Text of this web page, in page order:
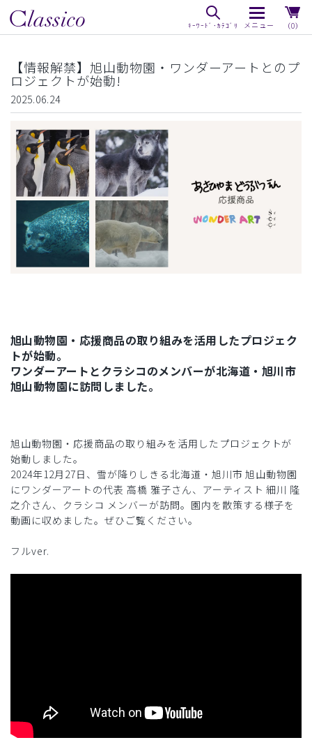
（0）
【情報解禁】旭山動物園・ワンダーアートとのプ
ロジェクトが始動!
2025.06.24
旭山動物園・応援商品の取り組みを活用したプロジェク
トが始動。
ワンダーアートとクラシコのメンバーが北海道・旭川市
旭山動物園に訪問しました。
旭山動物園・応援商品の取り組みを活用したプロジェクトが
始動しました。
2024年12月27日、雪が降りしきる北海道・旭川市 旭山動物園
にワンダーアートの代表 高橋 雅子さん、アーティスト 細川 隆
之介さん、クラシコ メンバーが訪問。園内を散策する様子を
動画に収めました。ぜひご覧ください。
フルver.